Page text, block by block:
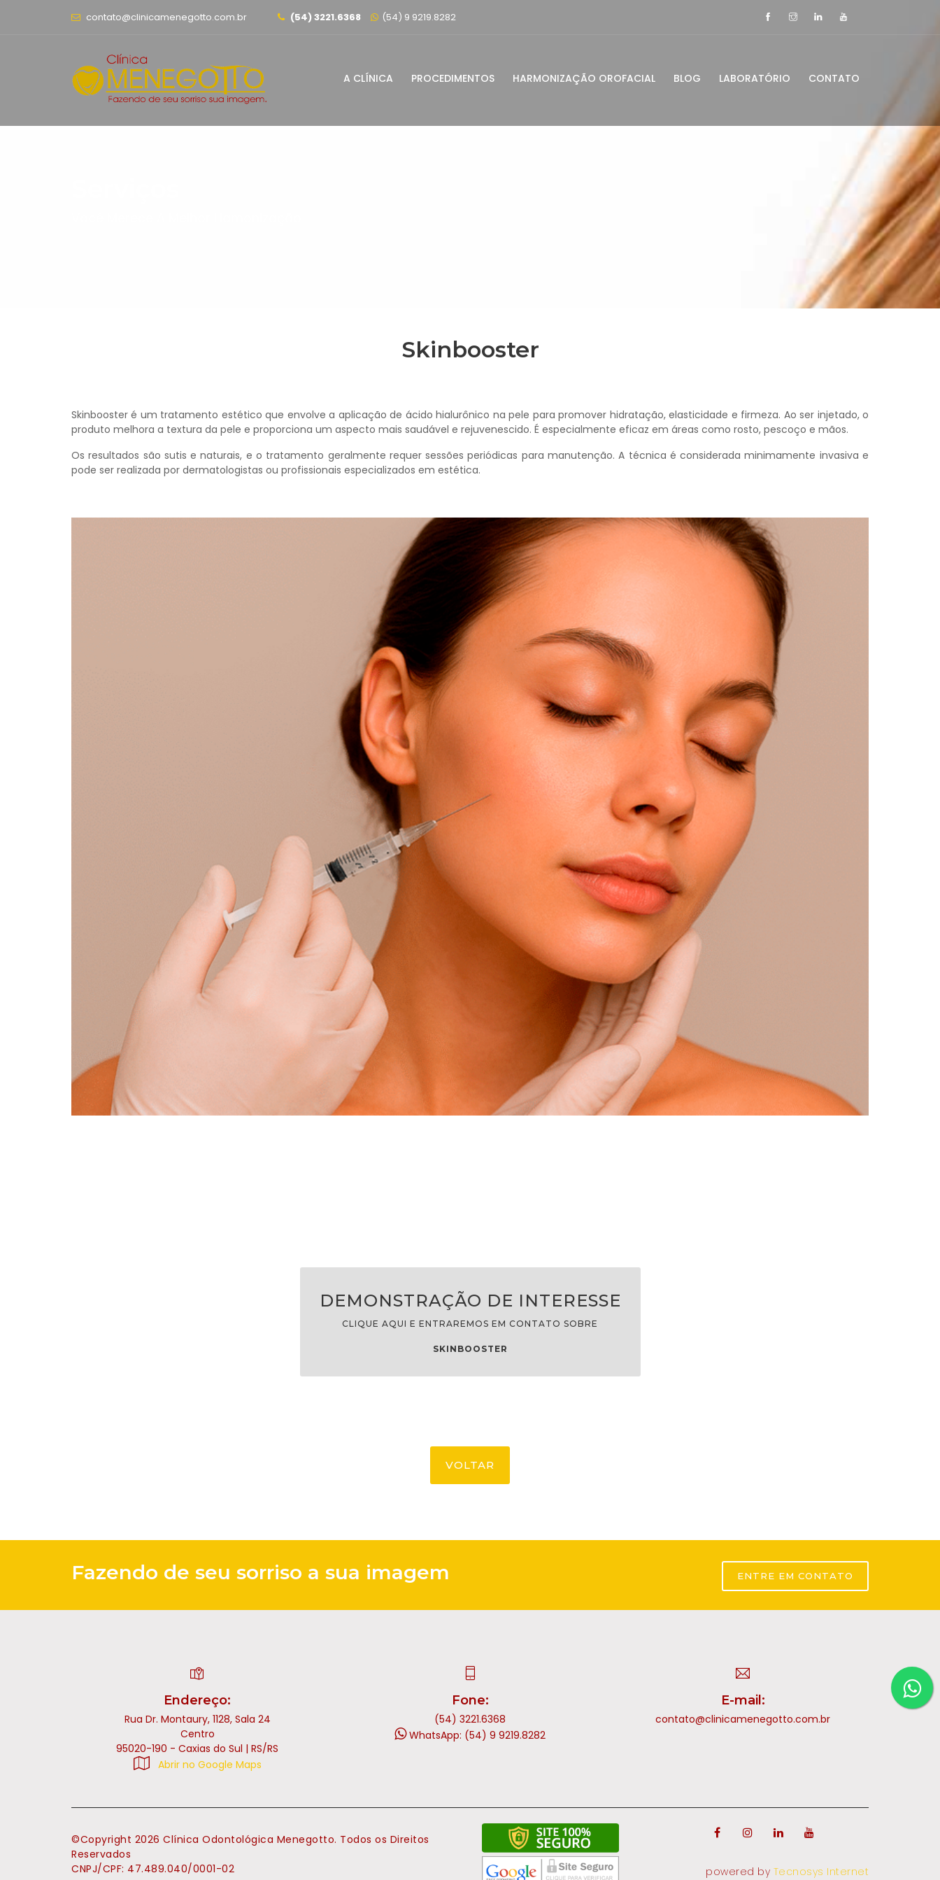
contato@clinicamenegotto.com.br (54) 3221.6368 (54) 9 9219.8282
A CLÍNICA PROCEDIMENTOS HARMONIZAÇÃO OROFACIAL BLOG LABORATÓRIO CONTATO
Skinbooster
Skinbooster é um tratamento estético que envolve a aplicação de ácido hialurônico na pele para promover hidratação, elasticidade e firmeza. Ao ser injetado, o
produto melhora a textura da pele e proporciona um aspecto mais saudável e rejuvenescido. É especialmente eficaz em áreas como rosto, pescoço e mãos.
Os resultados são sutis e naturais, e o tratamento geralmente requer sessões periódicas para manutenção. A técnica é considerada minimamente invasiva e
pode ser realizada por dermatologistas ou profissionais especializados em estética.
DEMONSTRAÇÃO DE INTERESSE
CLIQUE AQUI E ENTRAREMOS EM CONTATO SOBRE
SKINBOOSTER
VOLTAR
Fazendo de seu sorriso a sua imagem ENTRE EM CONTATO
Endereço:
Rua Dr. Montaury, 1128, Sala 24
Centro
95020-190 - Caxias do Sul | RS/RS
Abrir no Google Maps
Fone:
(54) 3221.6368
WhatsApp: (54) 9 9219.8282
E-mail:
contato@clinicamenegotto.com.br
©Copyright 2026 Clínica Odontológica Menegotto. Todos os Direitos
Reservados
CNPJ/CPF: 47.489.040/0001-02
powered by Tecnosys Internet